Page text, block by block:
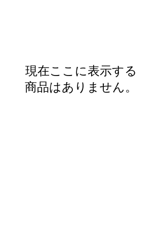
現在ここに表示する
商品はありません。